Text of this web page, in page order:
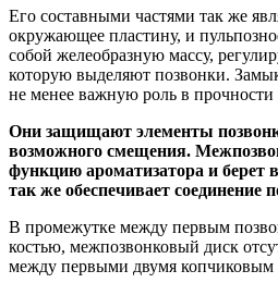
Его составными частями так же
окружающее пластину, и
собой желеобразную массу,
которую выделяют позвонки.
не менее важную роль в прочности
Они защищают элементы
возможного смещения.
функцию ароматизатора и берет
так же обеспечивает соединение
В промежутке между первым
костью, межпозвонковый диск
между первыми двумя копчиковым